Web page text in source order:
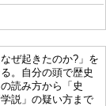
ぜ起きたのか?」を
。自分の頭で歴史
読み方から「史
説」の疑い方まで